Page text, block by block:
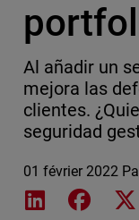
Al añadir un
mejora las
clientes.
seguridad
01 février 2022
Share onShare